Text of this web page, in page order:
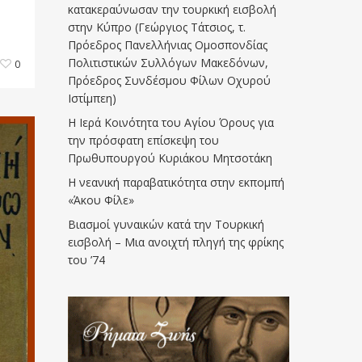
0
κατακεραύνωσαν την τουρκική εισβολή
στην Κύπρο (Γεώργιος Τάτσιος, τ.
Πρόεδρος Πανελλήνιας Ομοσπονδίας
Πολιτιστικών Συλλόγων Μακεδόνων,
Πρόεδρος Συνδέσμου Φίλων Οχυρού
Ιστίμπεη)
Η Ιερά Κοινότητα του Αγίου Όρους για
την πρόσφατη επίσκεψη του
Πρωθυπουργού Κυριάκου Μητσοτάκη
Η νεανική παραβατικότητα στην εκπομπή
«Άκου Φίλε»
Βιασμοί γυναικών κατά την Τουρκική
εισβολή – Μια ανοιχτή πληγή της φρίκης
του ’74